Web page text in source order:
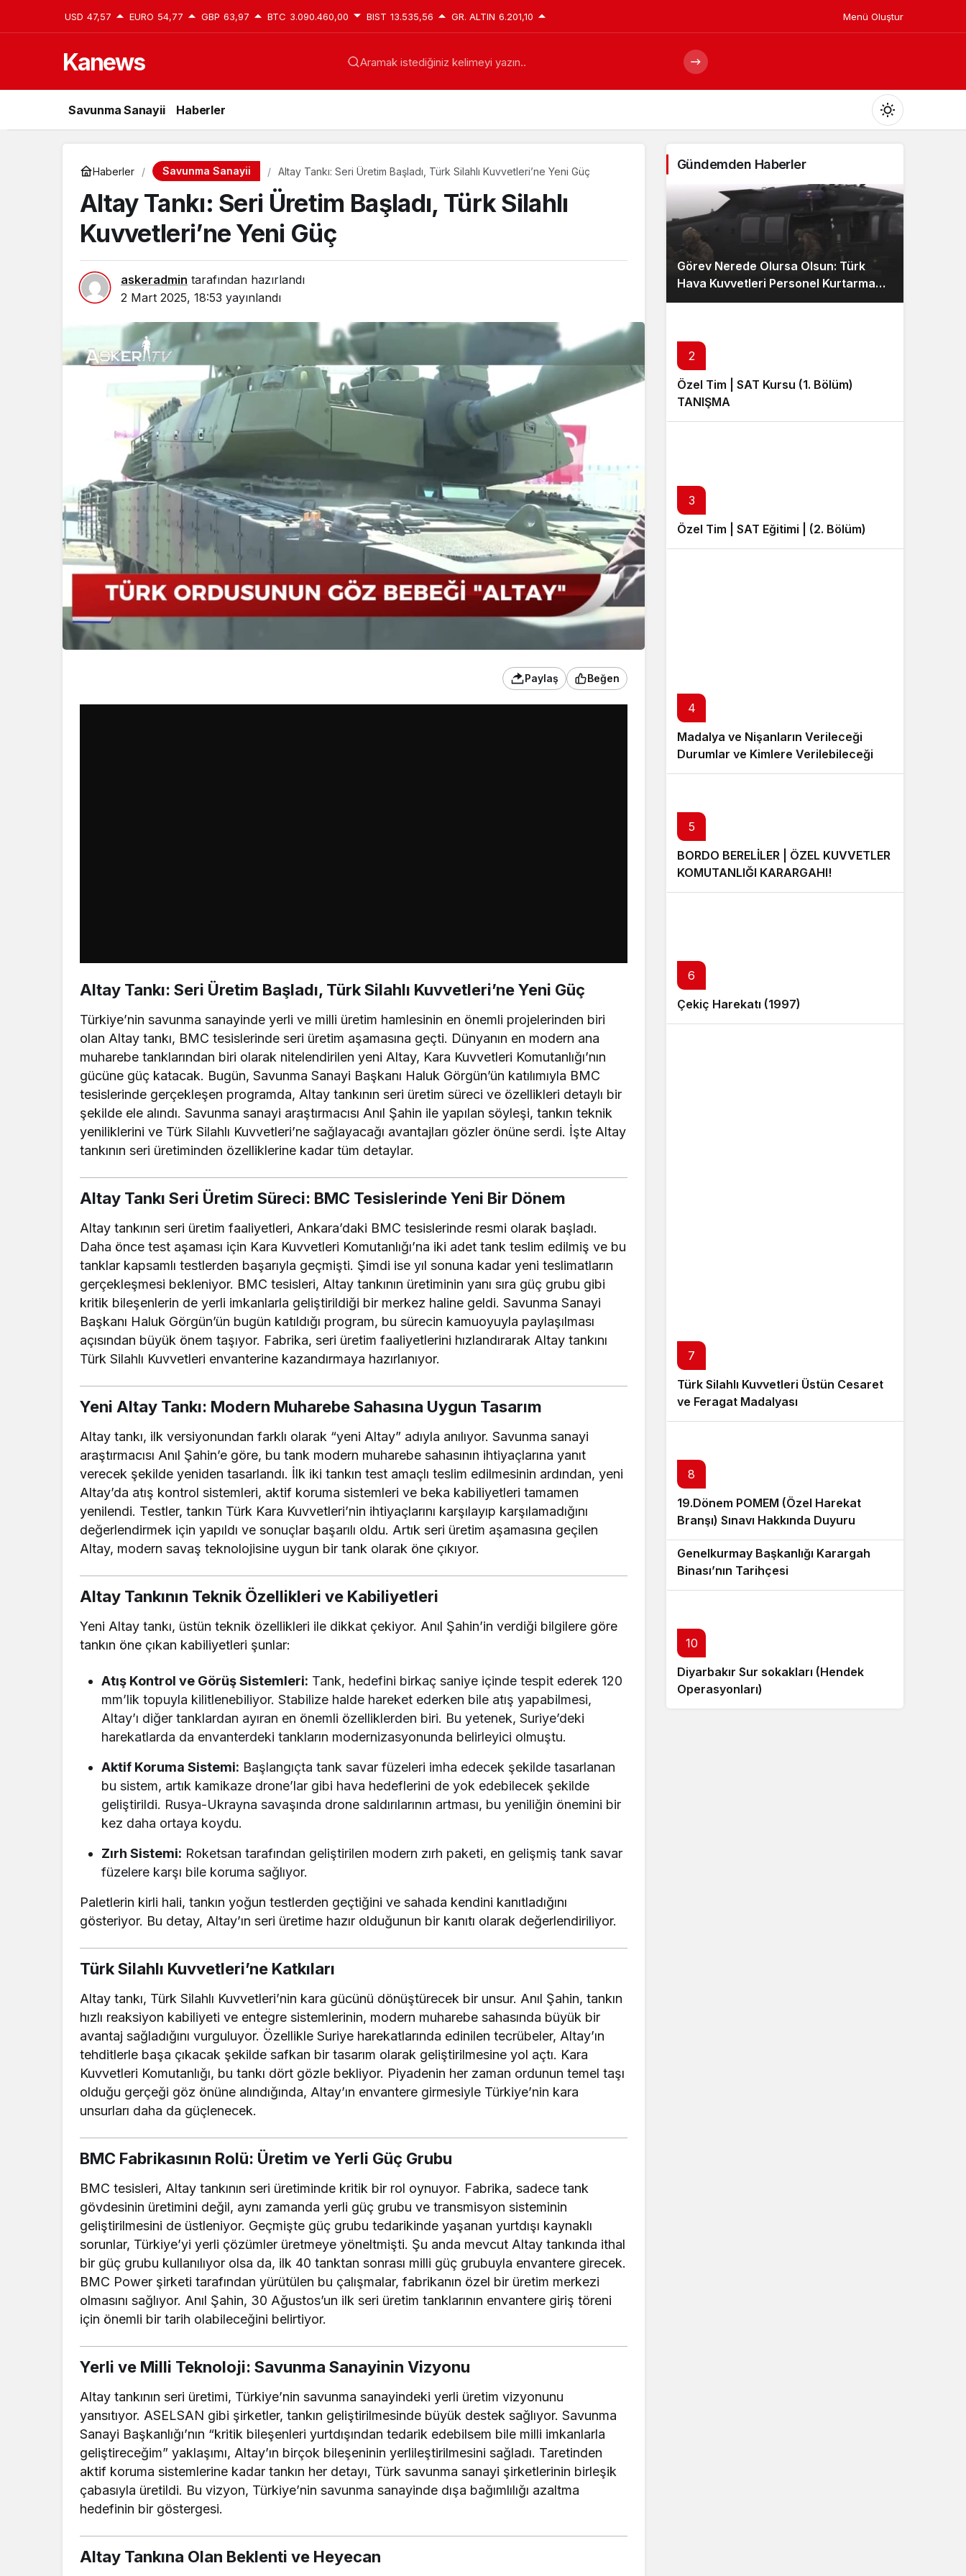
USD 47,57 EURO 54,77 GBP 63,97 BTC 3.090.460,00 BIST 13.535,56 GR. ALTIN 6.201,10 Menü Oluştur
Kanews Aramak istediğiniz kelimeyi yazın..
Savunma Sanayii Haberler
Mod
değiştir
Gündüz Modu
Gündüz modunu seçin.
Gece Modu
Haberler Savunma Sanayii Altay Tankı: Seri Üretim Başladı, Türk Silahlı Kuvvetleri’ne Yeni Güç
Altay Tankı: Seri Üretim Başladı, Türk Silahlı
Kuvvetleri’ne Yeni Güç
askeradmin tarafından hazırlandı
2 Mart 2025, 18:53 yayınlandı
Paylaş Beğen
Altay Tankı: Seri Üretim Başladı, Türk Silahlı Kuvvetleri’ne Yeni Güç
Türkiye’nin savunma sanayinde yerli ve milli üretim hamlesinin en önemli projelerinden biri
olan Altay tankı, BMC tesislerinde seri üretim aşamasına geçti. Dünyanın en modern ana
muharebe tanklarından biri olarak nitelendirilen yeni Altay, Kara Kuvvetleri Komutanlığı’nın
gücüne güç katacak. Bugün, Savunma Sanayi Başkanı Haluk Görgün’ün katılımıyla BMC
tesislerinde gerçekleşen programda, Altay tankının seri üretim süreci ve özellikleri detaylı bir
şekilde ele alındı. Savunma sanayi araştırmacısı Anıl Şahin ile yapılan söyleşi, tankın teknik
yeniliklerini ve Türk Silahlı Kuvvetleri’ne sağlayacağı avantajları gözler önüne serdi. İşte Altay
tankının seri üretiminden özelliklerine kadar tüm detaylar.
Altay Tankı Seri Üretim Süreci: BMC Tesislerinde Yeni Bir Dönem
Altay tankının seri üretim faaliyetleri, Ankara’daki BMC tesislerinde resmi olarak başladı.
Daha önce test aşaması için Kara Kuvvetleri Komutanlığı’na iki adet tank teslim edilmiş ve bu
tanklar kapsamlı testlerden başarıyla geçmişti. Şimdi ise yıl sonuna kadar yeni teslimatların
gerçekleşmesi bekleniyor. BMC tesisleri, Altay tankının üretiminin yanı sıra güç grubu gibi
kritik bileşenlerin de yerli imkanlarla geliştirildiği bir merkez haline geldi. Savunma Sanayi
Başkanı Haluk Görgün’ün bugün katıldığı program, bu sürecin kamuoyuyla paylaşılması
açısından büyük önem taşıyor. Fabrika, seri üretim faaliyetlerini hızlandırarak Altay tankını
Türk Silahlı Kuvvetleri envanterine kazandırmaya hazırlanıyor.
Yeni Altay Tankı: Modern Muharebe Sahasına Uygun Tasarım
Altay tankı, ilk versiyonundan farklı olarak “yeni Altay” adıyla anılıyor. Savunma sanayi
araştırmacısı Anıl Şahin’e göre, bu tank modern muharebe sahasının ihtiyaçlarına yanıt
verecek şekilde yeniden tasarlandı. İlk iki tankın test amaçlı teslim edilmesinin ardından, yeni
Altay’da atış kontrol sistemleri, aktif koruma sistemleri ve beka kabiliyetleri tamamen
yenilendi. Testler, tankın Türk Kara Kuvvetleri’nin ihtiyaçlarını karşılayıp karşılamadığını
değerlendirmek için yapıldı ve sonuçlar başarılı oldu. Artık seri üretim aşamasına geçilen
Altay, modern savaş teknolojisine uygun bir tank olarak öne çıkıyor.
Altay Tankının Teknik Özellikleri ve Kabiliyetleri
Yeni Altay tankı, üstün teknik özellikleri ile dikkat çekiyor. Anıl Şahin’in verdiği bilgilere göre
tankın öne çıkan kabiliyetleri şunlar:
Atış Kontrol ve Görüş Sistemleri: Tank, hedefini birkaç saniye içinde tespit ederek 120
mm’lik topuyla kilitlenebiliyor. Stabilize halde hareket ederken bile atış yapabilmesi,
Altay’ı diğer tanklardan ayıran en önemli özelliklerden biri. Bu yetenek, Suriye’deki
harekatlarda da envanterdeki tankların modernizasyonunda belirleyici olmuştu.
Aktif Koruma Sistemi: Başlangıçta tank savar füzeleri imha edecek şekilde tasarlanan
bu sistem, artık kamikaze drone’lar gibi hava hedeflerini de yok edebilecek şekilde
geliştirildi. Rusya-Ukrayna savaşında drone saldırılarının artması, bu yeniliğin önemini bir
kez daha ortaya koydu.
Zırh Sistemi: Roketsan tarafından geliştirilen modern zırh paketi, en gelişmiş tank savar
füzelere karşı bile koruma sağlıyor.
Paletlerin kirli hali, tankın yoğun testlerden geçtiğini ve sahada kendini kanıtladığını
gösteriyor. Bu detay, Altay’ın seri üretime hazır olduğunun bir kanıtı olarak değerlendiriliyor.
Türk Silahlı Kuvvetleri’ne Katkıları
Altay tankı, Türk Silahlı Kuvvetleri’nin kara gücünü dönüştürecek bir unsur. Anıl Şahin, tankın
hızlı reaksiyon kabiliyeti ve entegre sistemlerinin, modern muharebe sahasında büyük bir
avantaj sağladığını vurguluyor. Özellikle Suriye harekatlarında edinilen tecrübeler, Altay’ın
tehditlerle başa çıkacak şekilde safkan bir tasarım olarak geliştirilmesine yol açtı. Kara
Kuvvetleri Komutanlığı, bu tankı dört gözle bekliyor. Piyadenin her zaman ordunun temel taşı
olduğu gerçeği göz önüne alındığında, Altay’ın envantere girmesiyle Türkiye’nin kara
unsurları daha da güçlenecek.
BMC Fabrikasının Rolü: Üretim ve Yerli Güç Grubu
BMC tesisleri, Altay tankının seri üretiminde kritik bir rol oynuyor. Fabrika, sadece tank
gövdesinin üretimini değil, aynı zamanda yerli güç grubu ve transmisyon sisteminin
geliştirilmesini de üstleniyor. Geçmişte güç grubu tedarikinde yaşanan yurtdışı kaynaklı
sorunlar, Türkiye’yi yerli çözümler üretmeye yöneltmişti. Şu anda mevcut Altay tankında ithal
bir güç grubu kullanılıyor olsa da, ilk 40 tanktan sonrası milli güç grubuyla envantere girecek.
BMC Power şirketi tarafından yürütülen bu çalışmalar, fabrikanın özel bir üretim merkezi
olmasını sağlıyor. Anıl Şahin, 30 Ağustos’un ilk seri üretim tanklarının envantere giriş töreni
için önemli bir tarih olabileceğini belirtiyor.
Yerli ve Milli Teknoloji: Savunma Sanayinin Vizyonu
Altay tankının seri üretimi, Türkiye’nin savunma sanayindeki yerli üretim vizyonunu
yansıtıyor. ASELSAN gibi şirketler, tankın geliştirilmesinde büyük destek sağlıyor. Savunma
Sanayi Başkanlığı’nın “kritik bileşenleri yurtdışından tedarik edebilsem bile milli imkanlarla
geliştireceğim” yaklaşımı, Altay’ın birçok bileşeninin yerlileştirilmesini sağladı. Taretinden
aktif koruma sistemlerine kadar tankın her detayı, Türk savunma sanayi şirketlerinin birleşik
çabasıyla üretildi. Bu vizyon, Türkiye’nin savunma sanayinde dışa bağımlılığı azaltma
hedefinin bir göstergesi.
Altay Tankına Olan Beklenti ve Heyecan
Gündemden Haberler
Görev Nerede Olursa Olsun: Türk
Hava Kuvvetleri Personel Kurtarma
Ekibi
2
Özel Tim | SAT Kursu (1. Bölüm)
TANIŞMA
3
Özel Tim | SAT Eğitimi | (2. Bölüm)
4
Madalya ve Nişanların Verileceği
Durumlar ve Kimlere Verilebileceği
5
BORDO BERELİLER | ÖZEL KUVVETLER
KOMUTANLIĞI KARARGAHI!
6
Çekiç Harekatı (1997)
7
Türk Silahlı Kuvvetleri Üstün Cesaret
ve Feragat Madalyası
8
19.Dönem POMEM (Özel Harekat
Branşı) Sınavı Hakkında Duyuru
9
Genelkurmay Başkanlığı Karargah
Binası’nın Tarihçesi
10
Diyarbakır Sur sokakları (Hendek
Operasyonları)